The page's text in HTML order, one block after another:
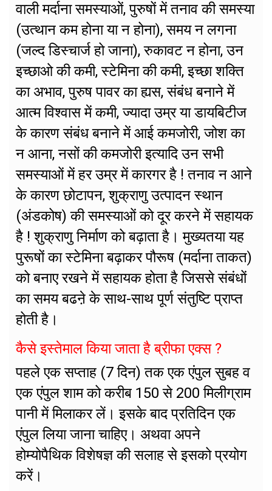
वाली मर्दाना समस्याओं, पुरुषों में तनाव की समस्या
(उत्थान कम होना या न होना), समय न लगना
(जल्द डिस्चार्ज हो जाना), रुकावट न होना, उन
इच्छाओ की कमी, स्टेमिना की कमी, इच्छा शक्ति
का अभाव, पुरुष पावर का ह्यस, संबंध बनाने में
आत्म विश्वास में कमी, ज्यादा उम्र या डायबिटीज
के कारण संबंध बनाने में आई कमजोरी, जोश का
न आना, नसों की कमजोरी इत्यादि उन सभी
समस्याओं में हर उम्र में कारगर है ! तनाव न आने
के कारण छोटापन, शुक्राणु उत्पादन स्थान
(अंडकोष) की समस्याओं को दूर करने में सहायक
है ! शुक्राणु निर्माण को बढ़ाता है। मुख्यतया यह
पुरूषों का स्टेमिना बढ़ाकर पौरूष (मर्दाना ताकत)
को बनाए रखने में सहायक होता है जिससे संबंधों
का समय बढऩे के साथ-साथ पूर्ण संतुष्टि प्राप्त
होती है।
कैसे इस्तेमाल किया जाता है ब्रीफा एक्स ?
पहले एक सप्ताह (7 दिन) तक एक एंपुल सुबह व
एक एंपुल शाम को करीब 150 से 200 मिलीग्राम
पानी में मिलाकर लें। इसके बाद प्रतिदिन एक
एंपुल लिया जाना चाहिए। अथवा अपने
होम्योपैथिक विशेषज्ञ की सलाह से इसको प्रयोग
करें।